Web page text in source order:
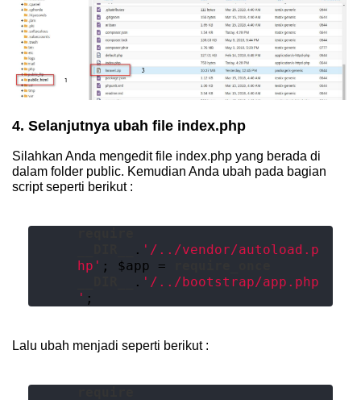
4. Selanjutnya ubah file index.php
Silahkan Anda mengedit file index.php yang berada di
dalam folder public. Kemudian Anda ubah pada bagian
script seperti berikut :
. '/../vendor/autoload.p
hp' ; $app =
. '/../bootstrap/app.php
' ;
Lalu ubah menjadi seperti berikut :